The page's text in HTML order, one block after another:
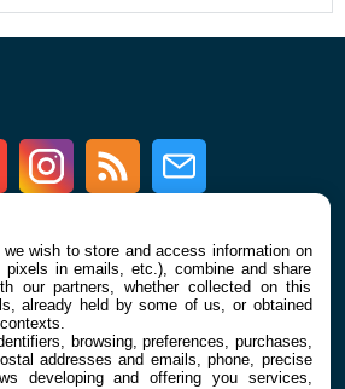
Youtube InstagramRSS Newsletter
À PROPOS
La rédaction
Contact
, we wish to store and access information on
pixels in emails, etc.), combine and share
our partners, whether collected on this
already held by some of us, or obtained
browsing, preferences, purchases,
addresses and emails, phone, precise
developing and offering you services,